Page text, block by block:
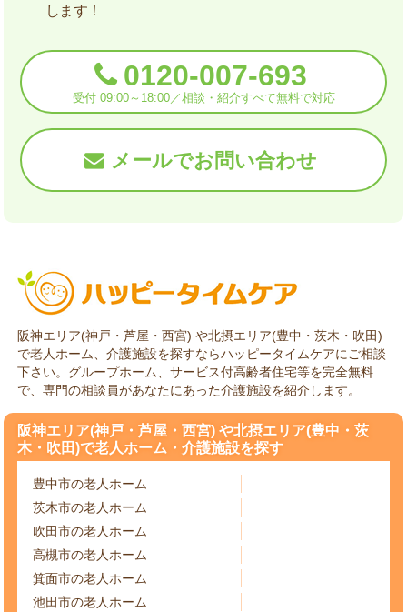
します！
0120-007-693
受付 09:00～18:00／相談・紹介すべて無料で対応
メールでお問い合わせ
阪神エリア(神戸・芦屋・西宮) や北摂エリア(豊中・茨木・吹田)
で老人ホーム、介護施設を探すならハッピータイムケアにご相談
下さい。グループホーム、サービス付高齢者住宅等を完全無料
で、専門の相談員があなたにあった介護施設を紹介します。
阪神エリア(神戸・芦屋・西宮) や北摂エリア(豊中・茨
木・吹田)で老人ホーム・介護施設を探す
豊中市の老人ホーム
茨木市の老人ホーム
吹田市の老人ホーム
高槻市の老人ホーム
箕面市の老人ホーム
池田市の老人ホーム